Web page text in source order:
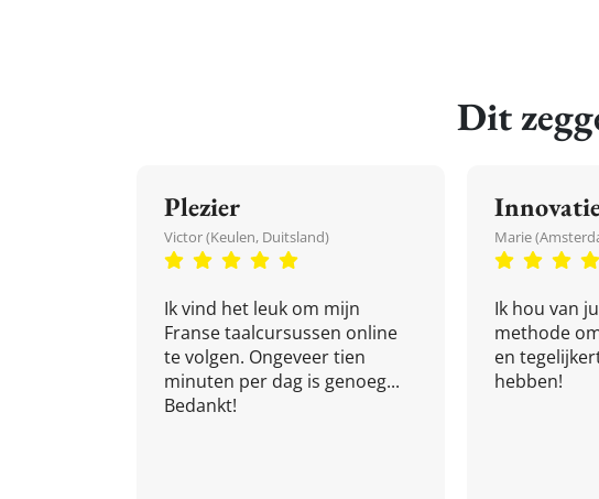
Dit
Plezier
Victor (Keulen, Duitsland)
Ik vind het leuk om mijn
Franse taalcursussen online
te volgen. Ongeveer tien
minuten per dag is genoeg...
Bedankt!
Marie
Ik hou van
methode
en
hebben!